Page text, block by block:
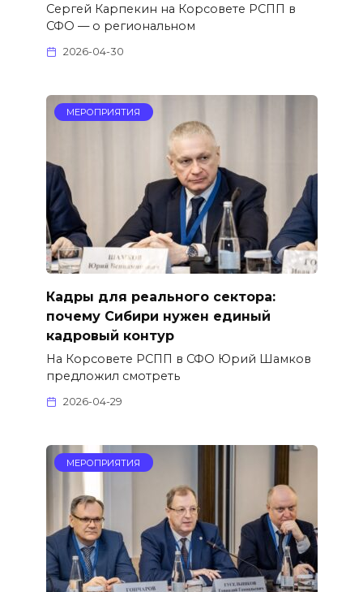
Сергей Карпекин на Корсовете РСПП в
СФО — о региональном
2026-04-30
МЕРОПРИЯТИЯ
Кадры для реального сектора:
почему Сибири нужен единый
кадровый контур
На Корсовете РСПП в СФО Юрий Шамков
предложил смотреть
2026-04-29
МЕРОПРИЯТИЯ